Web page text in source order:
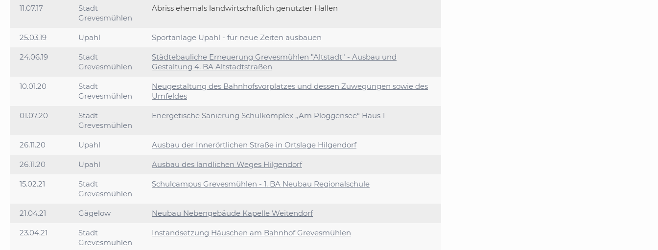
11.07.17
Stadt
Grevesmühlen
Abriss ehemals landwirtschaftlich genutzter Hallen
25.03.19 Upahl Sportanlage Upahl - für neue Zeiten ausbauen
24.06.19
Stadt
Grevesmühlen
Städtebauliche Erneuerung Grevesmühlen "Altstadt" - Ausbau und
Gestaltung 4. BA Altstadtstraßen
10.01.20
Stadt
Grevesmühlen
Neugestaltung des Bahnhofsvorplatzes und dessen Zuwegungen sowie des
Umfeldes
01.07.20
Stadt
Grevesmühlen
Energetische Sanierung Schulkomplex „Am Ploggensee“ Haus 1
26.11.20 Upahl Ausbau der Innerörtlichen Straße in Ortslage Hilgendorf
26.11.20 Upahl Ausbau des ländlichen Weges Hilgendorf
15.02.21
Stadt
Grevesmühlen
Schulcampus Grevesmühlen - 1. BA Neubau Regionalschule
21.04.21 Gägelow Neubau Nebengebäude Kapelle Weitendorf
23.04.21
Stadt
Grevesmühlen
Instandsetzung Häuschen am Bahnhof Grevesmühlen